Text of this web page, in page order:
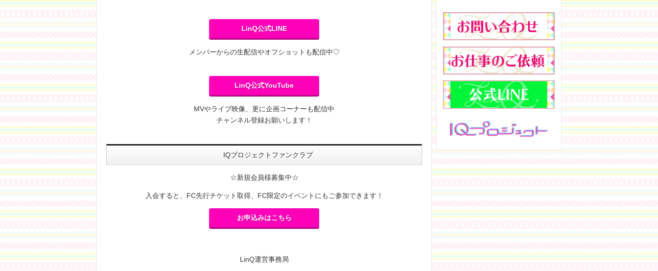
LinQ公式LINE
メンバーからの生配信やオフショットも配信中♡
LinQ公式YouTube
MVやライブ映像、更に企画コーナーも配信中
チャンネル登録お願いします！
IQプロジェクトファンクラブ
☆新規会員様募集中☆
入会すると、FC先行チケット取得、FC限定のイベントにもご参加できます！
お申込みはこちら
LinQ運営事務局